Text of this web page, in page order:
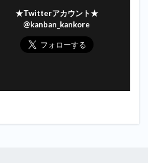
★Twitterアカウント★
@kanban_kankore